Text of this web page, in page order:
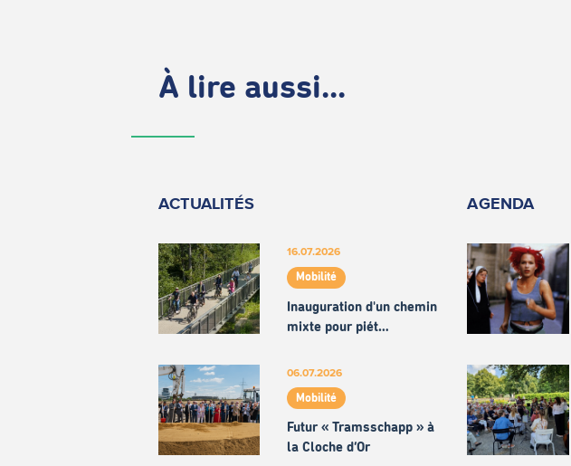
À lire aussi...
ACTUALITÉS
16.07.2026
Mobilité
Inauguration d'un chemin
mixte pour piét…
06.07.2026
Mobilité
Futur « Tramsschapp » à
la Cloche d’Or
AGENDA